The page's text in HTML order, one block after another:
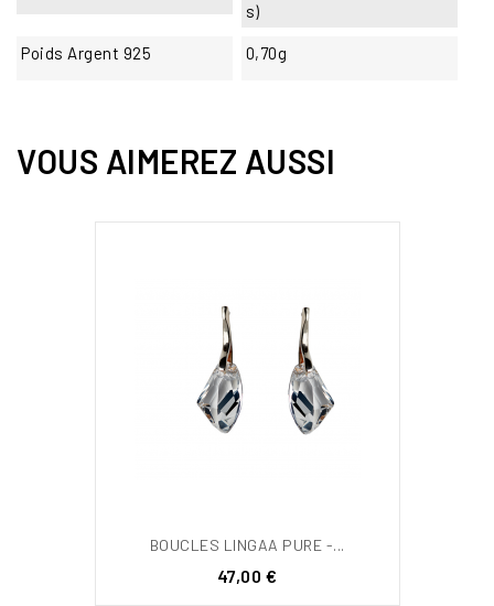
s)
Poids Argent 925 0,70g
VOUS AIMEREZ AUSSI
BOUCLES LINGAA PURE -...
Prix
47,00 €